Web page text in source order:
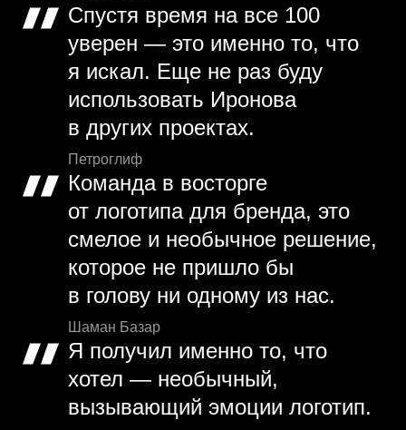
Спустя время на все 100
уверен — это именно то, что
я искал. Еще не раз буду
использовать Иронова
в других проектах.
Петроглиф
Команда в восторге
от логотипа для бренда, это
смелое и необычное решение,
которое не пришло бы
в голову ни одному из нас.
Шаман Базар
Я получил именно то, что
хотел — необычный,
вызывающий эмоции логотип.